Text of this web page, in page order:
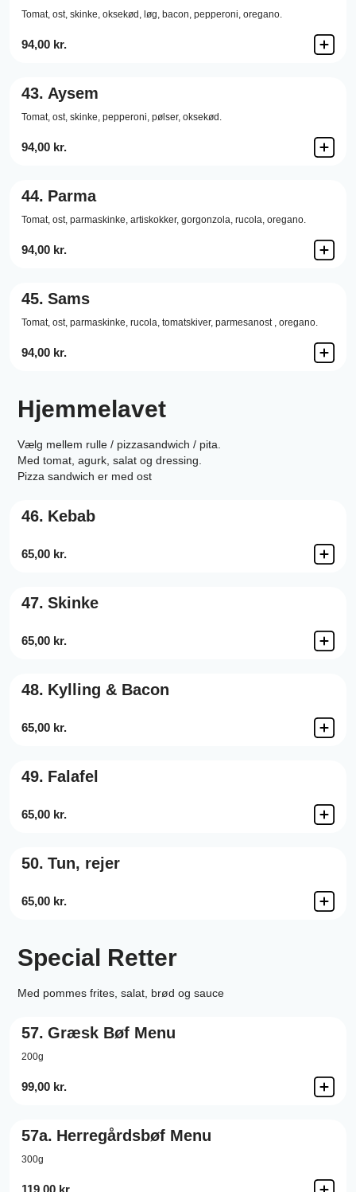
Tomat, ost, skinke, oksekød, løg, bacon, pepperoni, oregano.
94,00 kr.
43. Aysem
Tomat, ost, skinke, pepperoni, pølser, oksekød.
94,00 kr.
44. Parma
Tomat, ost, parmaskinke, artiskokker, gorgonzola, rucola, oregano.
94,00 kr.
45. Sams
Tomat, ost, parmaskinke, rucola, tomatskiver, parmesanost , oregano.
94,00 kr.
Hjemmelavet
Vælg mellem rulle / pizzasandwich / pita.
Med tomat, agurk, salat og dressing.
Pizza sandwich er med ost
46. Kebab
65,00 kr.
47. Skinke
65,00 kr.
48. Kylling & Bacon
65,00 kr.
49. Falafel
65,00 kr.
50. Tun, rejer
65,00 kr.
Special Retter
Med pommes frites, salat, brød og sauce
57. Græsk Bøf Menu
200g
99,00 kr.
57a. Herregårdsbøf Menu
300g
119,00 kr.